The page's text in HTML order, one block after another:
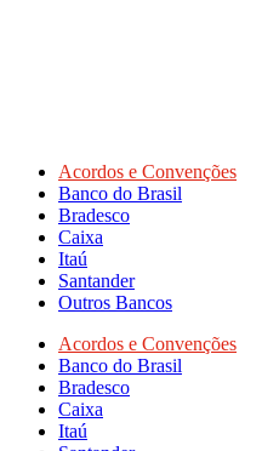
Acordos e Convenções
Banco do Brasil
Bradesco
Caixa
Itaú
Santander
Outros Bancos
Acordos e Convenções
Banco do Brasil
Bradesco
Caixa
Itaú